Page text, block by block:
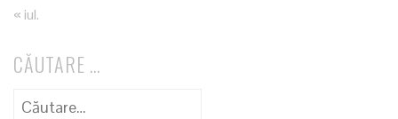
« iul.
CĂUTARE …
Caută